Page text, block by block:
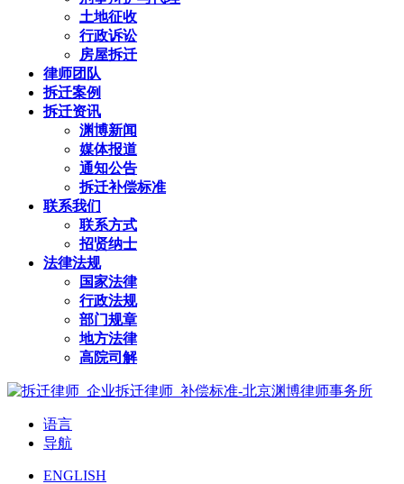
土地征收
行政诉讼
房屋拆迁
律师团队
拆迁案例
拆迁资讯
渊博新闻
媒体报道
通知公告
拆迁补偿标准
联系我们
联系方式
招贤纳士
法律法规
国家法律
行政法规
部门规章
地方法律
高院司解
语言
导航
ENGLISH